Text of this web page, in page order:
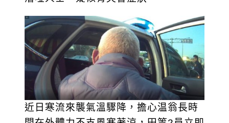
近日寒流來襲氣溫驟降，擔心温翁長時